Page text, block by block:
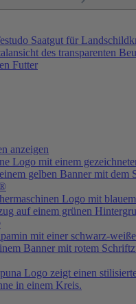
Futter
anzeigen